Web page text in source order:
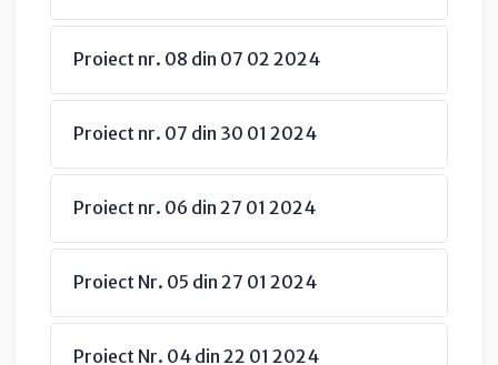
Proiect nr. 08 din 07 02 2024
Proiect nr. 07 din 30 01 2024
Proiect nr. 06 din 27 01 2024
Proiect Nr. 05 din 27 01 2024
Proiect Nr. 04 din 22 01 2024